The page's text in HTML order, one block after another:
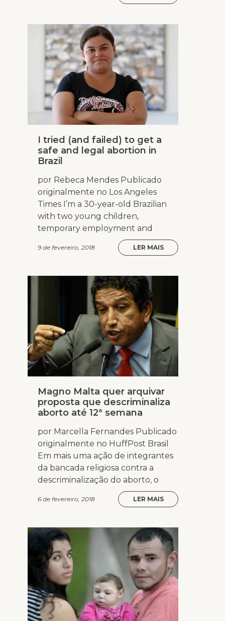
I tried (and failed) to get a
safe and legal abortion in
Brazil
por Rebeca Mendes Publicado
originalmente no Los Angeles
Times I’m a 30-year-old Brazilian
with two young children,
temporary employment and
9 de fevereiro, 2018 LER MAIS
Magno Malta quer arquivar
proposta que descriminaliza
aborto até 12ª semana
por Marcella Fernandes Publicado
originalmente no HuffPost Brasil
Em mais uma ação de integrantes
da bancada religiosa contra a
descriminalização do aborto, o
6 de fevereiro, 2018 LER MAIS